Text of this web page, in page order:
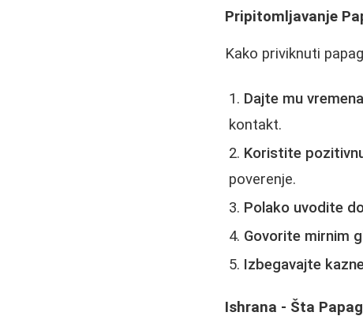
Pripitomljavanje
Kako priviknuti
Dajte mu
kontakt.
Koristite
poverenje.
Polako uvodite
Govorite mirnim
Izbegavajte
Ishrana - Šta